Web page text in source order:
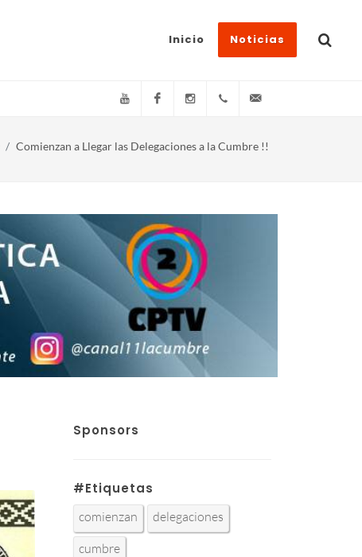
Inicio Noticias
YouTube FacebookInstagram(+54)(9)3548-576073
Comienzan a Llegar las Delegaciones a la Cumbre !!
Sponsors
#Etiquetas
comienzan
delegaciones
cumbre